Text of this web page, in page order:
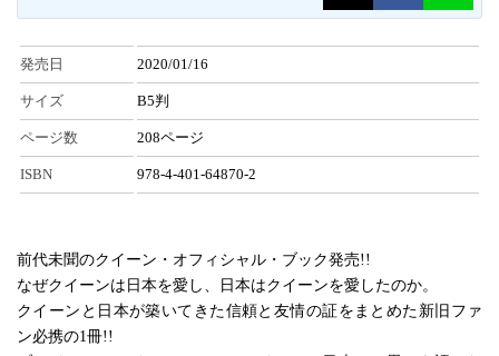
発売日 2020/01/16
サイズ B5判
ページ数 208ページ
ISBN 978-4-401-64870-2
前代未聞のクイーン・オフィシャル・ブック発売!!
なぜクイーンは日本を愛し、日本はクイーンを愛したのか。
クイーンと日本が築いてきた信頼と友情の証をまとめた新旧ファ
ン必携の1冊!!